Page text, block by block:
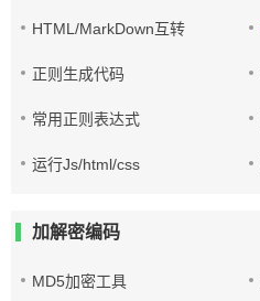
HTML/MarkDown互转
正则生成代码
常用正则表达式
运行Js/html/css
加解密编码
MD5加密工具